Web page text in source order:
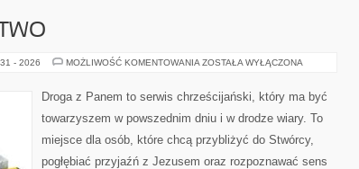
- 2026 MOŻLIWOŚĆ KOMENTOWANIA CHRZEŚCIJAŃSTWO
ZOSTAŁA WYŁĄCZONA
Droga z Panem to serwis chrześcijański, który ma być
towarzyszem w powszednim dniu i w drodze wiary. To
miejsce dla osób, które chcą przybliżyć do Stwórcy,
pogłębiać przyjaźń z Jezusem oraz rozpoznawać sens